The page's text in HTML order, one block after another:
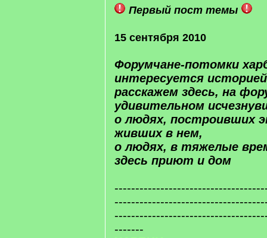
Первый пост темы
15 сентября 2010
Форумчане-потомки
интересуется
расскажем здесь, на
удивительном
о людях, построивших
живших в нем,
о людях, в тяжелые
здесь приют и дом
-------